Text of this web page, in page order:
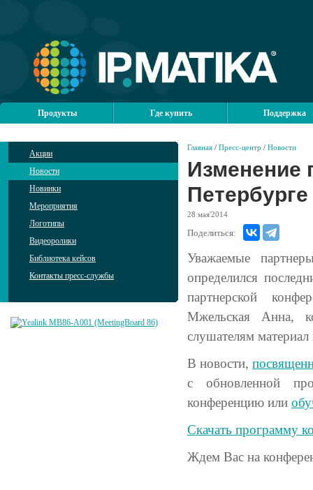
Продукты Где купить Поддержка
Акции
Новости
Новинки
Мероприятия
Логотипы
Видеоролики
Библиотека кейсов
Контакты пресс-службы
Главная / Пресс-центр / Новости
Изменение
Петербурге
28 мая'2014
Поделиться:
Уважаемые
определился
партнерской
Мжельская Анна,
слушателям
В новости,
с обновленной
конференцию или
Скачать программу
Ждем Вас на